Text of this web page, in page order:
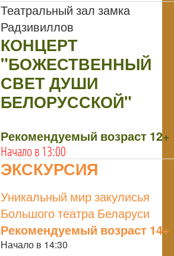
Театральный зал замка
Радзивиллов
КОНЦЕРТ
"БОЖЕСТВЕННЫЙ
СВЕТ ДУШИ
БЕЛОРУССКОЙ"
Рекомендуемый возраст 12+
Начало в 13:00
ЭКСКУРСИЯ
Уникальный мир закулисья
Большого театра Беларуси
Рекомендуемый возраст 14+
Начало в 14:30